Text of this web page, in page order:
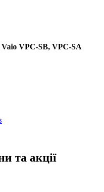
Vaio VPC-SB, VPC-SA
та акції